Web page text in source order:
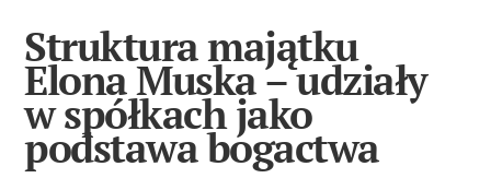
Struktura majątku
Elona Muska – udziały
w spółkach jako
podstawa bogactwa